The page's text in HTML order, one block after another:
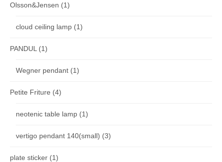
Olsson&Jensen (1)
cloud ceiling lamp (1)
PANDUL (1)
Wegner pendant (1)
Petite Friture (4)
neotenic table lamp (1)
vertigo pendant 140(small) (3)
plate sticker (1)